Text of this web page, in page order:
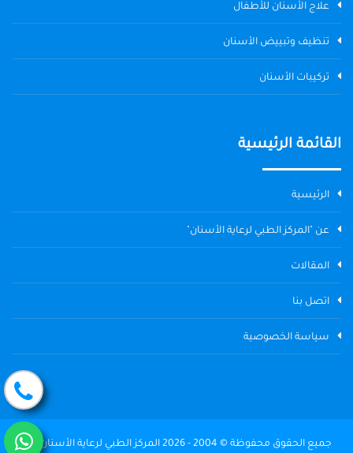
علاج الأسنان للأطفال
تنظيف وتبييض الأسنان
تركيبات الأسنان
القائمة الرئيسية
الرئيسية
عن "المركز الطبي لرعاية الأسنان"
المقالات
اتصل بنا
سياسة الخصوصية
جميع الحقوق محفوظة © 2004 - 2026 المركز الطبي لرعاية الأسنان The